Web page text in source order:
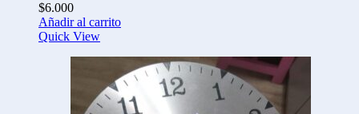
$6.000
Añadir al carrito
Quick View